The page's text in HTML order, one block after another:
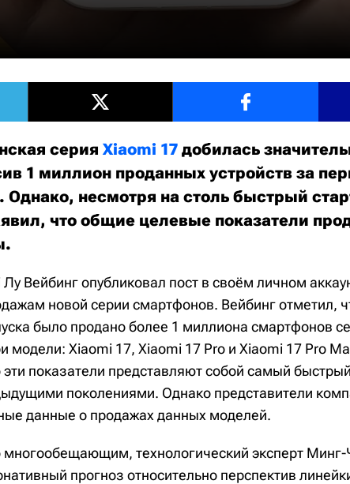
серия Xiaomi 17 добилась
1 миллион проданных устройств за
Однако, несмотря на столь быстрый
что общие целевые показатели
Вейбинг опубликовал пост в своём личном
новой серии смартфонов. Вейбинг отметил,
было продано более 1 миллиона смартфонов
модели: Xiaomi 17, Xiaomi 17 Pro и Xiaomi 17 Pro
эти показатели представляют собой самый
поколениями. Однако представители
данные о продажах данных моделей.
многообещающим, технологический эксперт Минг-
прогноз относительно перспектив